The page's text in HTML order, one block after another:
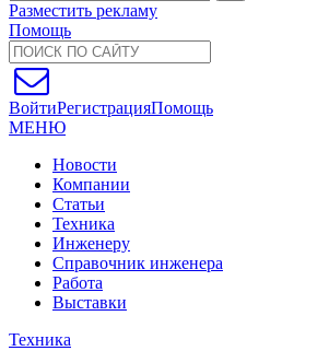
Разместить рекламу
Помощь
ВойтиРегистрацияПомощь
МЕНЮ
Новости
Компании
Статьи
Техника
Инженеру
Справочник инженера
Работа
Выставки
Техника